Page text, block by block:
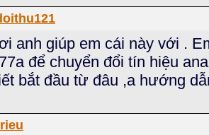
anh giúp em cái này với .
để chuyển đổi tín hiệu
bắt đầu từ đâu ,a hướng